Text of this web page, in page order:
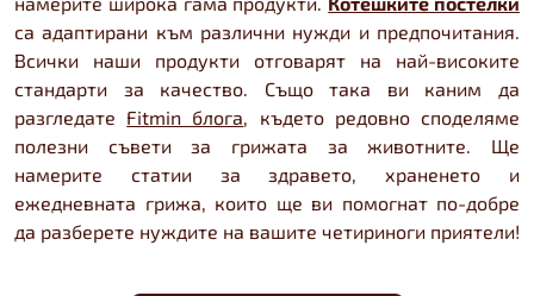
са адаптирани към различни нужди и предпочитания.
Всички наши продукти отговарят на най-високите
стандарти за качество. Също така ви каним да
разгледате Fitmin блога , където редовно споделяме
полезни съвети за грижата за животните. Ще
намерите статии за здравето, храненето и
ежедневната грижа, които ще ви помогнат по-добре
да разберете нуждите на вашите четириноги приятели!